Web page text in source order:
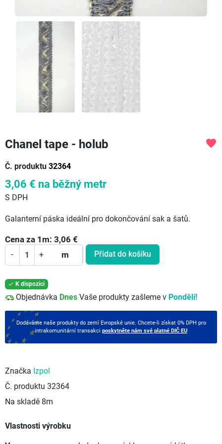
Chanel tape - holub
Č. produktu 32364
favorite
3,06 € na běžný metr
S DPH
Galanterní páska ideální pro dokončování sak a šatů.
Cena za 1 m: 3,06 €
- + m Přidat do košíku
 K dispozici
Objednávka Dnes Vaše produkty zašleme v Pondělí!
Dodáváme naše produkty do zemí Evropské unie. Chcete-li získat 0% DPH pro
intrakomunitární transakci poskytněte nám své platné DIČ EU
Značka Izpol
Č. produktu 32364
Na skladě 8m
Vlastnosti výrobku